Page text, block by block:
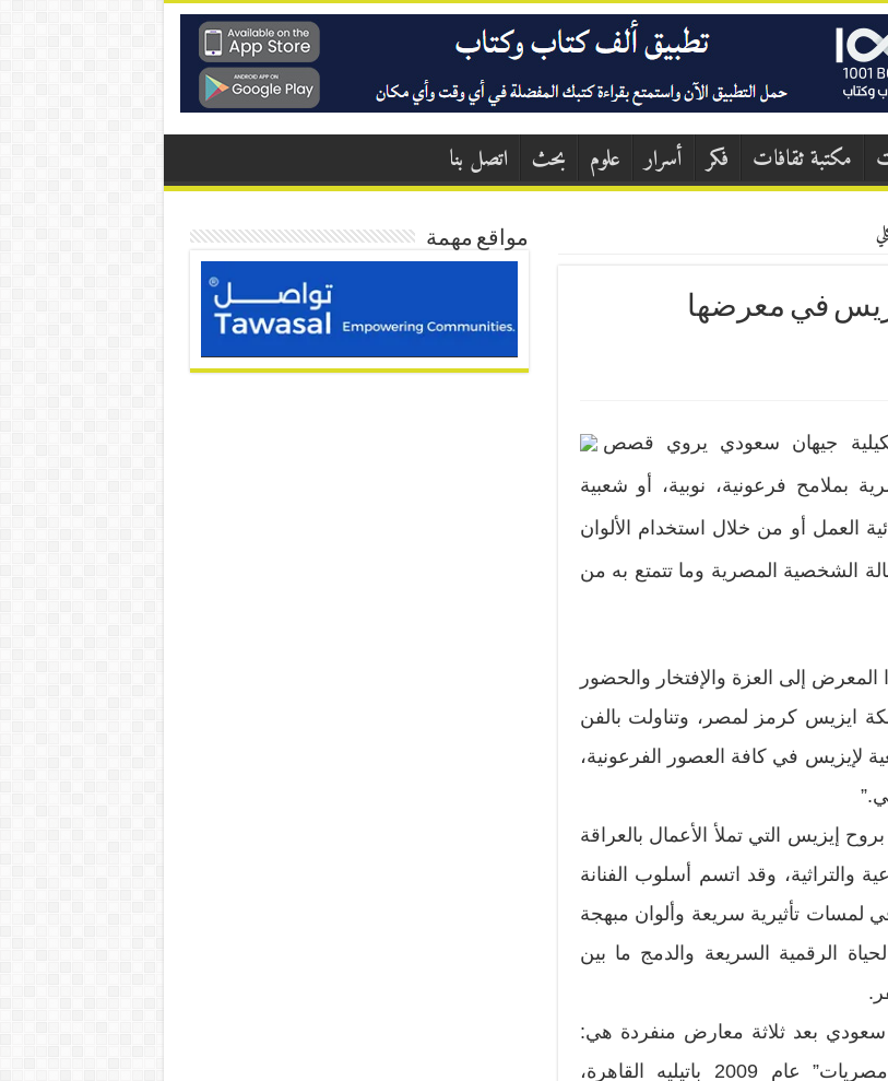
مكتبة ثقافات فكر أسرار علوم بحث اتصل بنا
في معرضها
جيهان سعودي يروي قصص
فرعونية، نوبية، أو شعبية
العمل أو من خلال استخدام الألوان
الشخصية المصرية وما تتمتع به من
إلى العزة والإفتخار والحضور
ايزيس كرمز لمصر، وتناولت بالفن
لإيزيس في كافة العصور الفرعونية،
بروح إيزيس التي تملأ الأعمال بالعراقة
والتراثية، وقد اتسم أسلوب الفنانة
لمسات تأثيرية سريعة وألوان مبهجة
الرقمية السريعة والدمج ما بين
سعودي بعد ثلاثة معارض منفردة هي:
“مشاهد ريفية” عام 2002، “فرشاة تمطر مصريات” عام 2009 باتيليه القاهرة،
مواقع مهمة